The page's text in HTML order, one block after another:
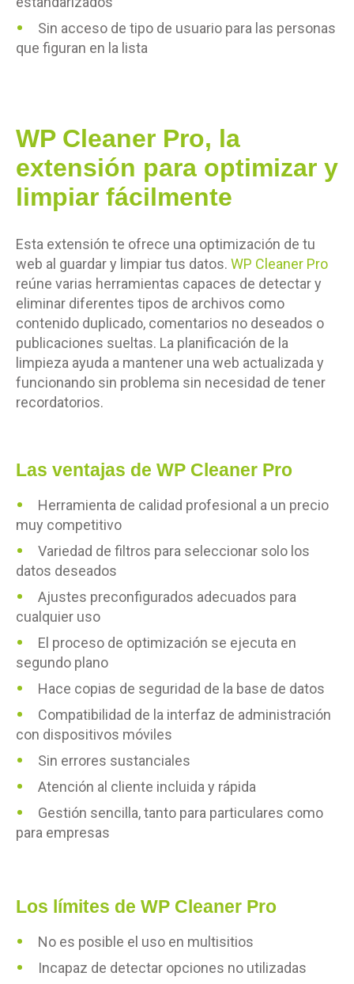
Sin acceso de tipo de usuario para las personas
que figuran en la lista
WP Cleaner Pro, la
extensión para optimizar y
limpiar fácilmente
Esta extensión te ofrece una optimización de tu
web al guardar y limpiar tus datos. WP Cleaner Pro
reúne varias herramientas capaces de detectar y
eliminar diferentes tipos de archivos como
contenido duplicado, comentarios no deseados o
publicaciones sueltas. La planificación de la
limpieza ayuda a mantener una web actualizada y
funcionando sin problema sin necesidad de tener
recordatorios.
Las ventajas de WP Cleaner Pro
Herramienta de calidad profesional a un precio
muy competitivo
Variedad de filtros para seleccionar solo los
datos deseados
Ajustes preconfigurados adecuados para
cualquier uso
El proceso de optimización se ejecuta en
segundo plano
Hace copias de seguridad de la base de datos
Compatibilidad de la interfaz de administración
con dispositivos móviles
Sin errores sustanciales
Atención al cliente incluida y rápida
Gestión sencilla, tanto para particulares como
para empresas
Los límites de WP Cleaner Pro
No es posible el uso en multisitios
Incapaz de detectar opciones no utilizadas